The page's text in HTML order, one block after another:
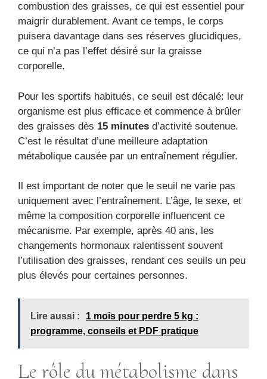
combustion des graisses, ce qui est essentiel pour
maigrir durablement. Avant ce temps, le corps
puisera davantage dans ses réserves glucidiques,
ce qui n’a pas l’effet désiré sur la graisse
corporelle.
Pour les sportifs habitués, ce seuil est décalé: leur
organisme est plus efficace et commence à brûler
des graisses dès 15 minutes d’activité soutenue.
C’est le résultat d’une meilleure adaptation
métabolique causée par un entraînement régulier.
Il est important de noter que le seuil ne varie pas
uniquement avec l’entraînement. L’âge, le sexe, et
même la composition corporelle influencent ce
mécanisme. Par exemple, après 40 ans, les
changements hormonaux ralentissent souvent
l’utilisation des graisses, rendant ces seuils un peu
plus élevés pour certaines personnes.
Lire aussi :
1 mois pour perdre 5 kg :
programme, conseils et PDF pratique
Le rôle du métabolisme dans